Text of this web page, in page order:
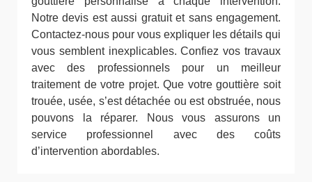
Notre devis est aussi gratuit et sans engagement.
Contactez-nous pour vous expliquer les détails qui
vous semblent inexplicables. Confiez vos travaux
avec des professionnels pour un meilleur
traitement de votre projet. Que votre gouttière soit
trouée, usée, s’est détachée ou est obstruée, nous
pouvons la réparer. Nous vous assurons un
service professionnel avec des coûts
d’intervention abordables.